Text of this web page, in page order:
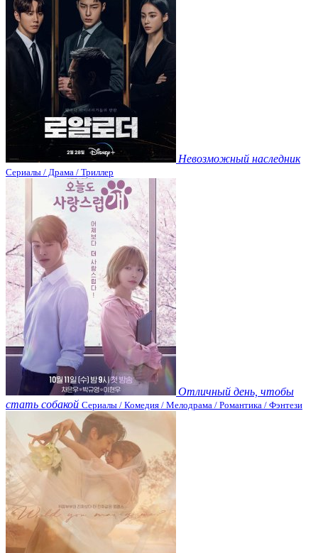
Невозможный наследник
Сериалы / Драма / Триллер
Отличный день, чтобы
стать собакой Сериалы / Комедия / Мелодрама / Романтика / Фэнтези